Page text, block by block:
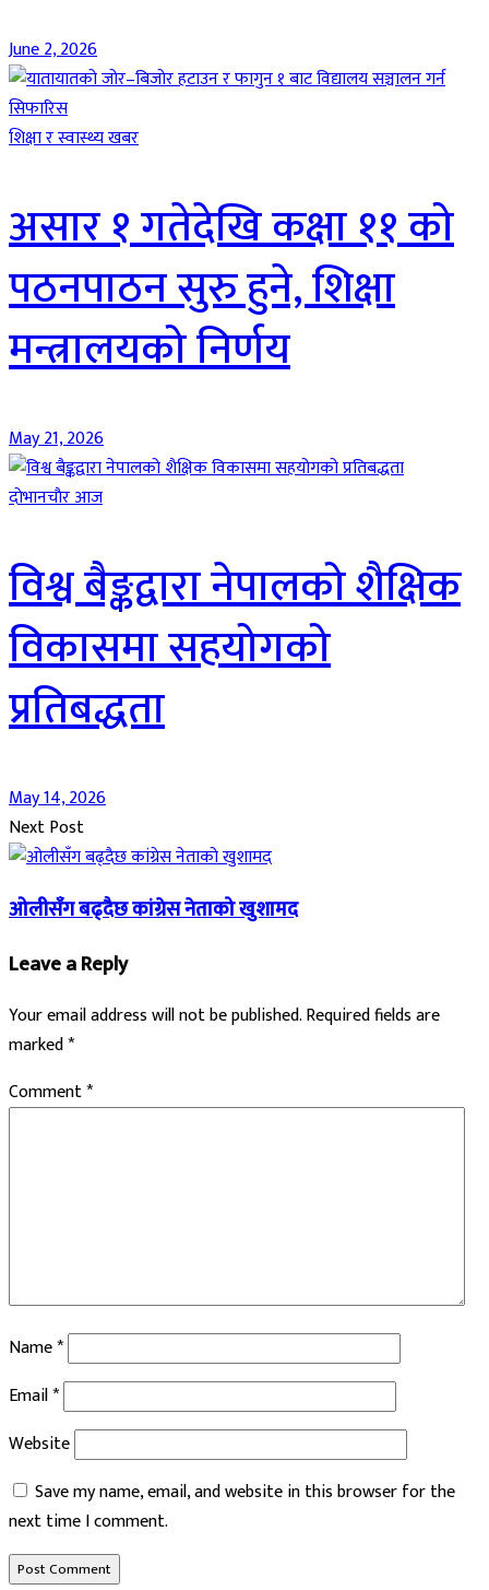
June 2, 2026
शिक्षा र स्वास्थ्य खबर
असार १ गतेदेखि कक्षा ११ को
पठनपाठन सुरु हुने, शिक्षा
मन्त्रालयको निर्णय
May 21, 2026
दाेभानचाैर आज
विश्व बैङ्कद्वारा नेपालको शैक्षिक
विकासमा सहयोगको
प्रतिबद्धता
May 14, 2026
Next Post
ओलीसँग बढ्दैछ कांग्रेस नेताको खुशामद
Leave a Reply
Your email address will not be published.Required fields are
marked*
Comment*
Name*
Email*
Website
Save my name, email, and website in this browser for the
next time I comment.